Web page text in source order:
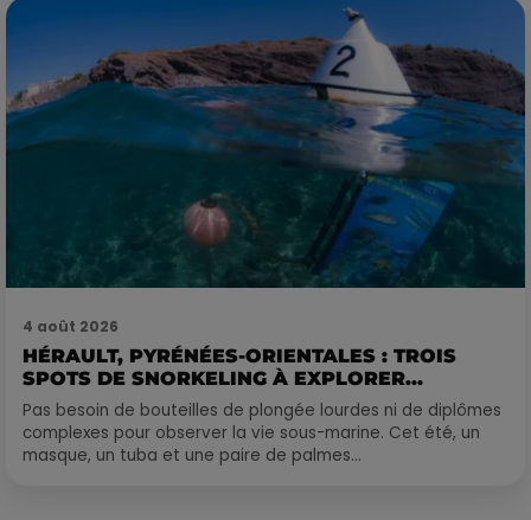
4 août 2026
HÉRAULT, PYRÉNÉES-ORIENTALES : TROIS
SPOTS DE SNORKELING À EXPLORER...
Pas besoin de bouteilles de plongée lourdes ni de diplômes
complexes pour observer la vie sous-marine. Cet été, un
masque, un tuba et une paire de palmes...